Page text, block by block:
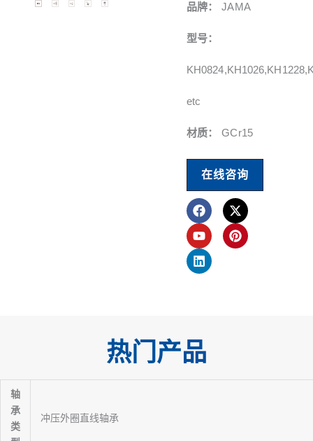
品牌： JAMA
型号：
etc
材质： GCr15
在线咨询
在
F
a
c
e
b
o
X
-
t
w
i
Y
o
u
t
u
b
e
品
趣
网
L
i
n
k
e
d
i
热门产品
轴
承
类
冲压外圈直线轴承